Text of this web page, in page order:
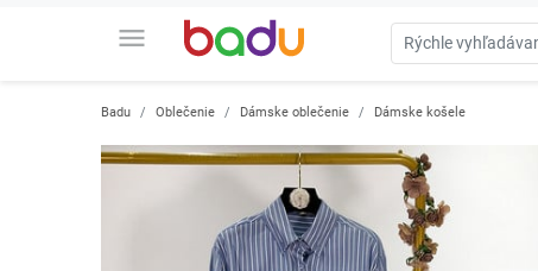
menu
Badu Oblečenie Dámske oblečenie Dámske košele